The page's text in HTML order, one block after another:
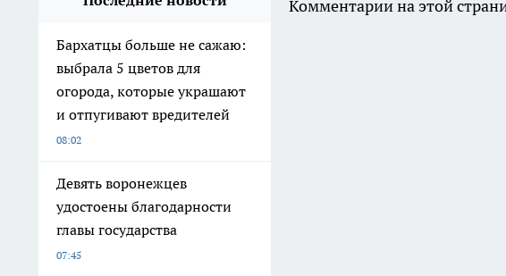
Бархатцы больше не сажаю:
выбрала 5 цветов для
огорода, которые украшают
и отпугивают вредителей
08:02
Девять воронежцев
удостоены благодарности
главы государства
07:45
Комментарии на этой